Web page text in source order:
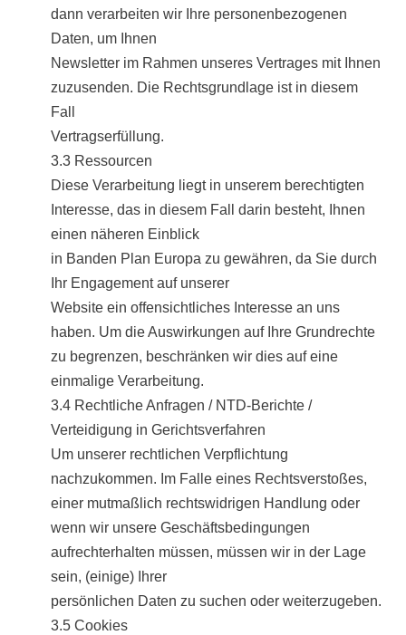
dann verarbeiten wir Ihre personenbezogenen
Daten, um Ihnen
Newsletter im Rahmen unseres Vertrages mit Ihnen
zuzusenden. Die Rechtsgrundlage ist in diesem
Fall
Vertragserfüllung.
3.3 Ressourcen
Diese Verarbeitung liegt in unserem berechtigten
Interesse, das in diesem Fall darin besteht, Ihnen
einen näheren Einblick
in Banden Plan Europa zu gewähren, da Sie durch
Ihr Engagement auf unserer
Website ein offensichtliches Interesse an uns
haben. Um die Auswirkungen auf Ihre Grundrechte
zu begrenzen, beschränken wir dies auf eine
einmalige Verarbeitung.
3.4 Rechtliche Anfragen / NTD-Berichte /
Verteidigung in Gerichtsverfahren
Um unserer rechtlichen Verpflichtung
nachzukommen. Im Falle eines Rechtsverstoßes,
einer mutmaßlich rechtswidrigen Handlung oder
wenn wir unsere Geschäftsbedingungen
aufrechterhalten müssen, müssen wir in der Lage
sein, (einige) Ihrer
persönlichen Daten zu suchen oder weiterzugeben.
3.5 Cookies